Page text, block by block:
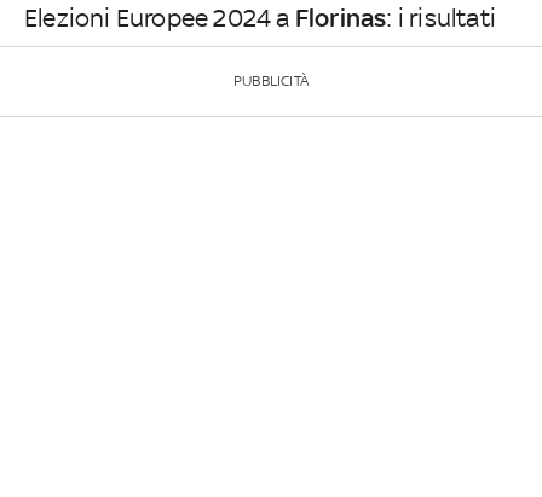
Elezioni Europee 2024 a Florinas: i risultati
PUBBLICITÀ